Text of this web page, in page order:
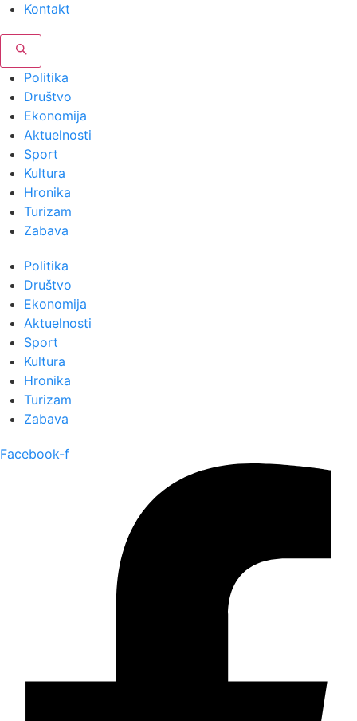
Kontakt
Politika
Društvo
Ekonomija
Aktuelnosti
Sport
Kultura
Hronika
Turizam
Zabava
Politika
Društvo
Ekonomija
Aktuelnosti
Sport
Kultura
Hronika
Turizam
Zabava
Facebook-f